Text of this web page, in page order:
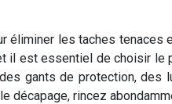
éliminer les taches
il est essentiel de choisir
gants de protection,
décapage, rincez